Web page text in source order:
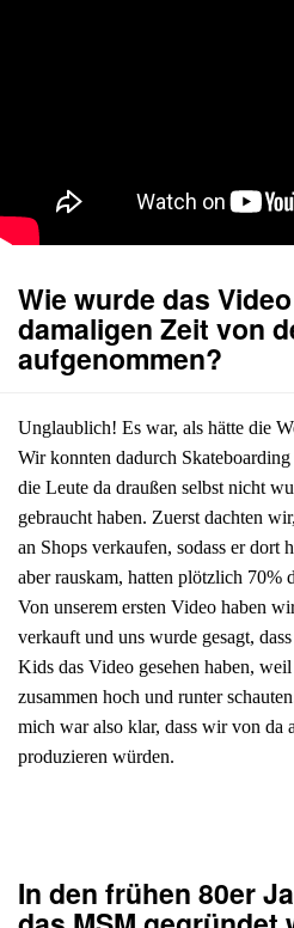
Wie wurde das
damaligen Zeit von
aufgenommen?
Unglaublich! Es war, als hätte die
Wir konnten dadurch
die Leute da draußen selbst nicht
gebraucht haben. Zuerst dachten
an Shops verkaufen, sodass er dort
aber rauskam, hatten plötzlich 70%
Von unserem ersten Video haben
verkauft und uns wurde gesagt,
Kids das Video gesehen haben,
zusammen hoch und runter
mich war also klar, dass wir von da
produzieren würden.
In den frühen 80er